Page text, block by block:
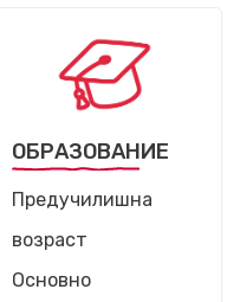
ОБРАЗОВАНИЕ
Предучилишна
возраст
Основно